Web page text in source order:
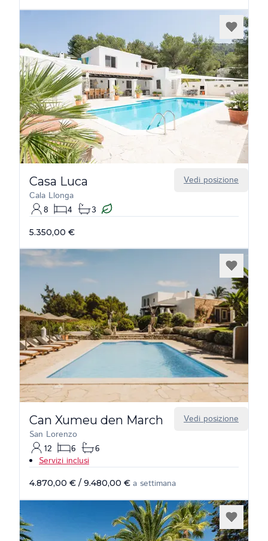
Vedi posizione
Casa Luca
Cala Llonga
8
4 3
5.350,00 €
Vedi posizione
Can Xumeu den March
San Lorenzo
12
6
6
Servizi inclusi
4.870,00 € / 9.480,00 € a settimana